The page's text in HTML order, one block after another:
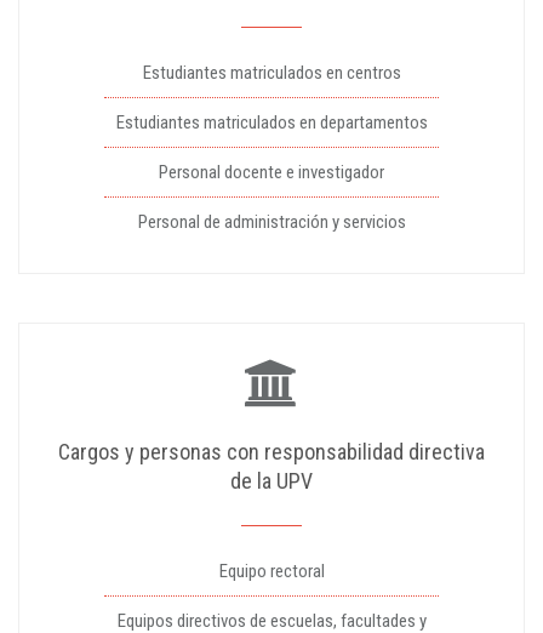
Estudiantes matriculados en centros
Estudiantes matriculados en departamentos
Personal docente e investigador
Personal de administración y servicios
Cargos y personas con responsabilidad directiva
de la UPV
Equipo rectoral
Equipos directivos de escuelas, facultades y